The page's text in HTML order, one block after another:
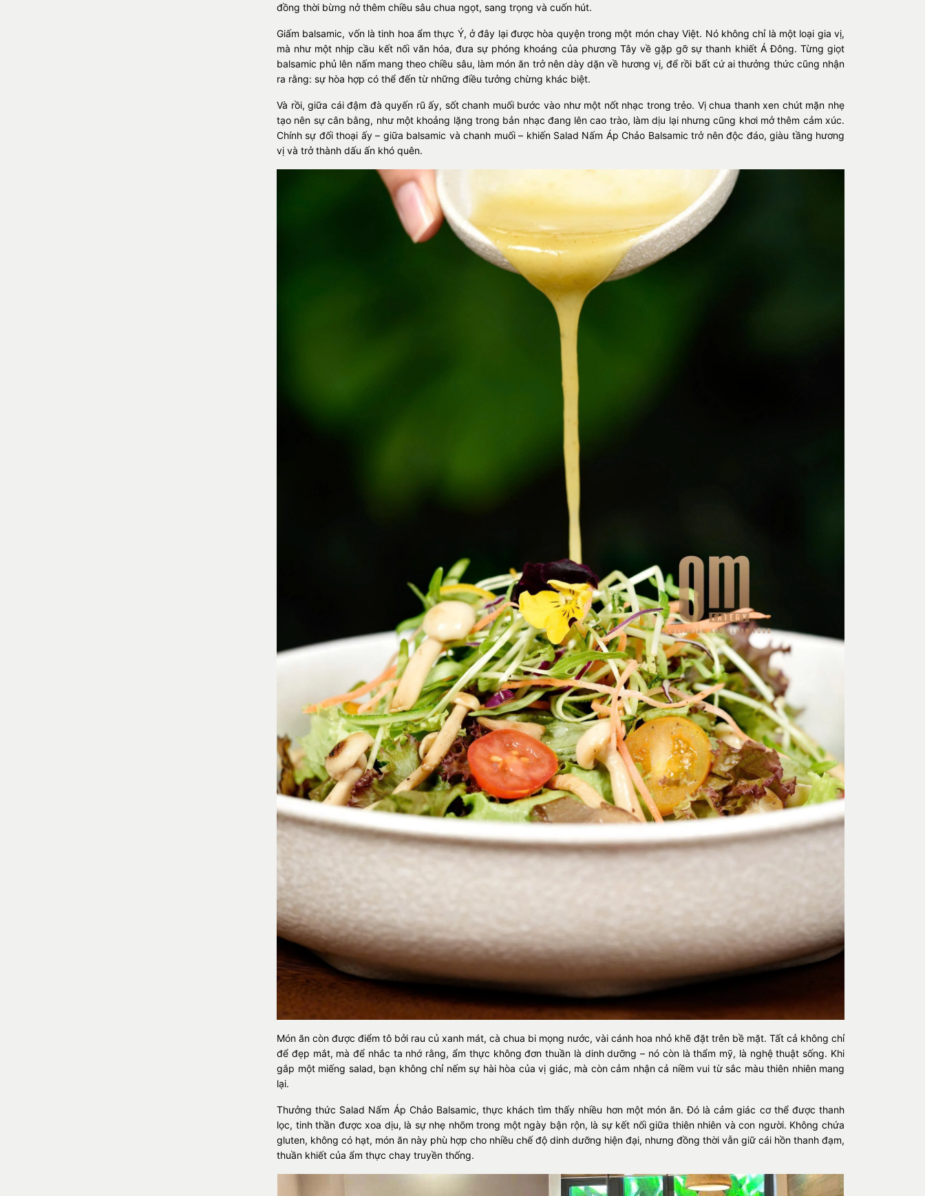
đồng thời bừng nở thêm chiều sâu chua ngọt, sang trọng và cuốn hút.
Giấm balsamic, vốn là tinh hoa ẩm thực Ý, ở đây lại được hòa quyện trong một món chay Việt. Nó không chỉ là một loại gia vị,
mà như một nhịp cầu kết nối văn hóa, đưa sự phóng khoáng của phương Tây về gặp gỡ sự thanh khiết Á Đông. Từng giọt
balsamic phủ lên nấm mang theo chiều sâu, làm món ăn trở nên dày dặn về hương vị, để rồi bất cứ ai thưởng thức cũng nhận
ra rằng: sự hòa hợp có thể đến từ những điều tưởng chừng khác biệt.
Và rồi, giữa cái đậm đà quyến rũ ấy, sốt chanh muối bước vào như một nốt nhạc trong trẻo. Vị chua thanh xen chút mặn nhẹ
tạo nên sự cân bằng, như một khoảng lặng trong bản nhạc đang lên cao trào, làm dịu lại nhưng cũng khơi mở thêm cảm xúc.
Chính sự đối thoại ấy – giữa balsamic và chanh muối – khiến Salad Nấm Áp Chảo Balsamic trở nên độc đáo, giàu tầng hương
vị và trở thành dấu ấn khó quên.
Món ăn còn được điểm tô bởi rau củ xanh mát, cà chua bi mọng nước, vài cánh hoa nhỏ khẽ đặt trên bề mặt. Tất cả không chỉ
để đẹp mắt, mà để nhắc ta nhớ rằng, ẩm thực không đơn thuần là dinh dưỡng – nó còn là thẩm mỹ, là nghệ thuật sống. Khi
gắp một miếng salad, bạn không chỉ nếm sự hài hòa của vị giác, mà còn cảm nhận cả niềm vui từ sắc màu thiên nhiên mang
lại.
Thưởng thức Salad Nấm Áp Chảo Balsamic, thực khách tìm thấy nhiều hơn một món ăn. Đó là cảm giác cơ thể được thanh
lọc, tinh thần được xoa dịu, là sự nhẹ nhõm trong một ngày bận rộn, là sự kết nối giữa thiên nhiên và con người. Không chứa
gluten, không có hạt, món ăn này phù hợp cho nhiều chế độ dinh dưỡng hiện đại, nhưng đồng thời vẫn giữ cái hồn thanh đạm,
thuần khiết của ẩm thực chay truyền thống.